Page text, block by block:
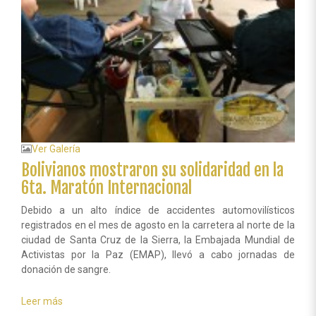
Ver Galería
Bolivianos mostraron su solidaridad en la
6ta. Maratón Internacional
Debido a un alto índice de accidentes automovilísticos
registrados en el mes de agosto en la carretera al norte de la
ciudad de Santa Cruz de la Sierra, la Embajada Mundial de
Activistas por la Paz (EMAP), llevó a cabo jornadas de
donación de sangre.
Leer más